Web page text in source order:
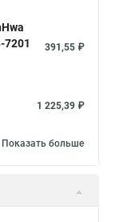
7201
391,55 ₽
1 225,39 ₽
Показать больше